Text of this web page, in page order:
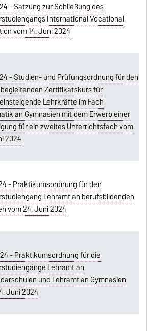
- Satzung zur Schließung des
International Vocational
vom 14. Juni 2024
- Studien- und Prüfungsordnung für den
Zertifikatskurs für
Lehrkräfte im Fach
an Gymnasien mit dem Erwerb einer
für ein zweites Unterrichtsfach vom
2024
- Praktikumsordnung für den
Lehramt an berufsbildenden
vom 24. Juni 2024
- Praktikumsordnung für die
Lehramt an
und Lehramt an Gymnasien
Juni 2024